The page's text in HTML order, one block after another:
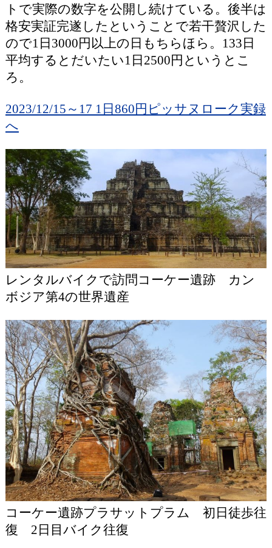
トで実際の数字を公開し続けている。後半は
格安実証完遂したということで若干贅沢した
ので1日3000円以上の日もちらほら。133日
平均するとだいたい1日2500円というとこ
ろ。
2023/12/15～17 1日860円ピッサヌローク実録
へ
レンタルバイクで訪問コーケー遺跡 カン
ボジア第4の世界遺産
コーケー遺跡プラサットプラム 初日徒歩往
復 2日目バイク往復